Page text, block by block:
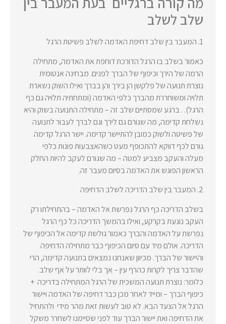
שלב לשלב
1. המעבר בין שלב דחיפת האדמה לשלב פשיטת הרגל
כאמור בשלב בו הרגל הדורכת דוחפת את האדמה, מתחילה
הרמה של הירך וכיפוף של הברך לפנים. מבחינה אנטומית
נוצרת תנועה של פלקשן הן בירך והן בברך ואילו השוק נשארת
תלויה ומשוחררת מהברך כלפי האדמה (ומתחתיה תלויה גם כף
הרגל). . ברגע שמסתיים שלב זה – מתחילה התנועה בשוק והיא
נשלחת קדימה, מה שגורם גם לירך וגם לברך לעבור לתנועה
של פשיטה ולשוק כמובן להתיישר קדימה. יישר הרגל קדימה
גורם לכף דווקא להתכופף מעט כשהאצבעות פונות כלפי
מעלה והעקב מצביע למטה – מה שגורם לעקב להיות החלק
הראשון הפוגש את האדמה בסיום מעבר זה.
2. המעבר בין שלב הדריכה לשלב הדחיפה
בשלב הדריכה כף הרגל נפרשת אל האדמה – בהתחילתו רק
העקב נוגעת בקרקע, ואילו בהמשך הדריכה כל כף הרגל
נפרשת על האדמה והברך כאמור גולשת קדימה אל הכיפוף של
הדריכה. אולם מיד עם סיום הכיפוף כבר מתחילה הדחיפה
והיישור של הברך. מכיוון שאנחנו נמצאים בתנועה קדימה, הרי
שהדבר צריך לקרות כהרף עין – אך בלי לוותר על אף שלב.
כלומר: נוצרת תנועה המשכית של הרגל המתחילה בדריכה +
כיפוף הברך – ומייד לאחר מכן כבר דחיפה של האדמה ויישור
הרגל אל הצעד הבא. לא טוב לעשות זאת מהר מידי ולהתחיל
את הדחיפה ואת יישור הברך עוד לפני שסיימנו לשחרר משקל